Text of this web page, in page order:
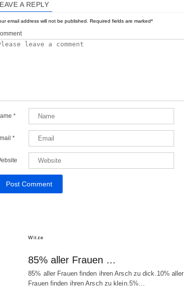
A REPLY
email address will not be published. Required fields are marked*
*
*
Witze
85% aller Frauen …
85% aller Frauen finden ihren Arsch zu dick.10% aller
Frauen finden ihren Arsch zu klein.5%…